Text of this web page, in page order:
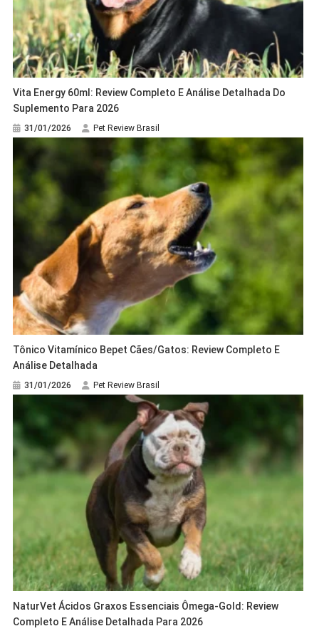
Vita Energy 60ml: Review Completo E Análise Detalhada Do
Suplemento Para 2026
31/01/2026 Pet Review Brasil
Tônico Vitamínico Bepet Cães/Gatos: Review Completo E
Análise Detalhada
31/01/2026 Pet Review Brasil
NaturVet Ácidos Graxos Essenciais Ômega-Gold: Review
Completo E Análise Detalhada Para 2026